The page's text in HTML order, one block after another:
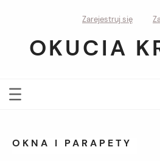
Zarejestruj się
OKUCIA
OKNA I PARAPETY